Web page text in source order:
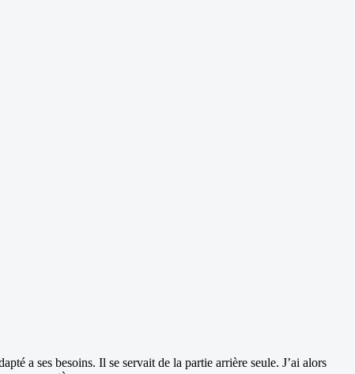
a ses besoins. Il se servait de la partie arrière seule. J’ai alors